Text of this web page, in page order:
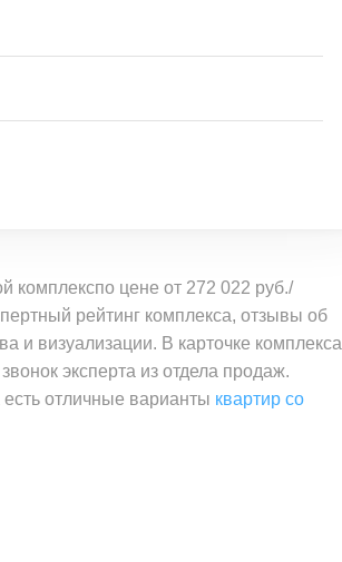
комплекспо цене от 272 022 руб./
рейтинг комплекса, отзывы об
и визуализации. В карточке комплекса
эксперта из отдела продаж.
отличные варианты квартир со